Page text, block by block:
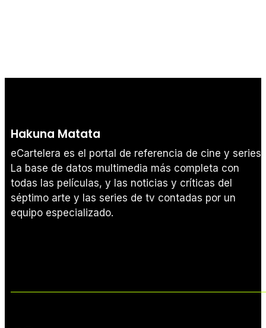
Hakuna Matata
eCartelera es el portal de referencia de cine y series.
La base de datos multimedia más completa con
todas las películas, y las noticias y críticas del
séptimo arte y las series de tv contadas por un
equipo especializado.